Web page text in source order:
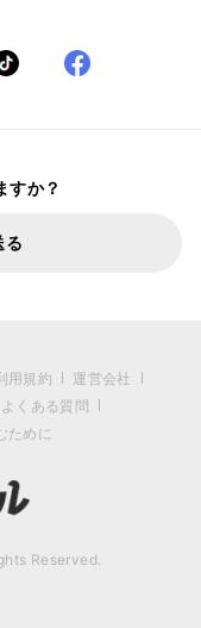
すか？
る
用規約
運営会社
よくある質問
ために
Reserved.